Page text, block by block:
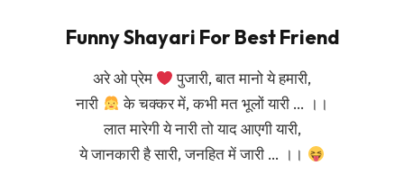
Funny Shayari For Best Friend
अरे ओ प्रेम
पुजारी, बात मानो ये हमारी,
नारी
के चक्कर में, कभी मत भूलों यारी … ।।
लात मारेगी ये नारी तो याद आएगी यारी,
ये जानकारी है सारी, जनहित में जारी … ।।